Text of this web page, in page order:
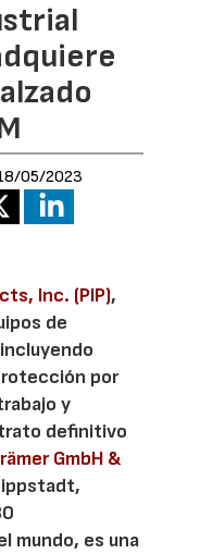
05/2023
Inc. (PIP),
de
por
y
definitivo
GmbH &
mundo, es una